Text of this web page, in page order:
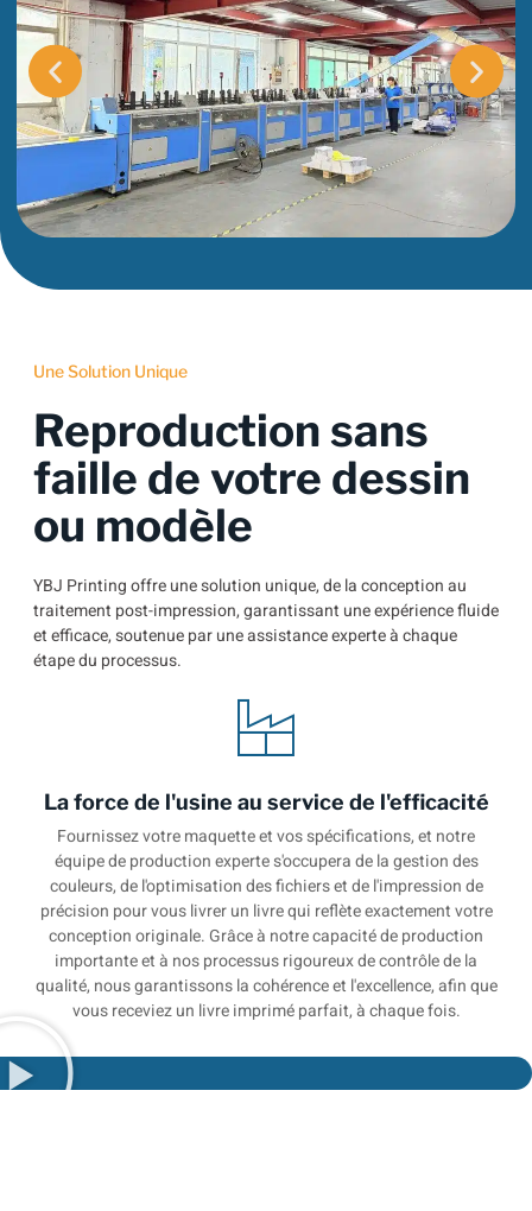
Une Solution Unique
Reproduction sans
faille de votre dessin
ou modèle
YBJ Printing offre une solution unique, de la conception au
traitement post-impression, garantissant une expérience fluide
et efficace, soutenue par une assistance experte à chaque
étape du processus.
La force de l'usine au service de l'efficacité
Fournissez votre maquette et vos spécifications, et notre
équipe de production experte s'occupera de la gestion des
couleurs, de l'optimisation des fichiers et de l'impression de
précision pour vous livrer un livre qui reflète exactement votre
conception originale. Grâce à notre capacité de production
importante et à nos processus rigoureux de contrôle de la
qualité, nous garantissons la cohérence et l'excellence, afin que
vous receviez un livre imprimé parfait, à chaque fois.